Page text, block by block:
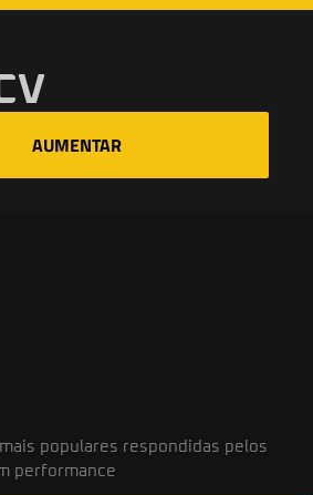
AUMENTAR
populares respondidas pelos
performance